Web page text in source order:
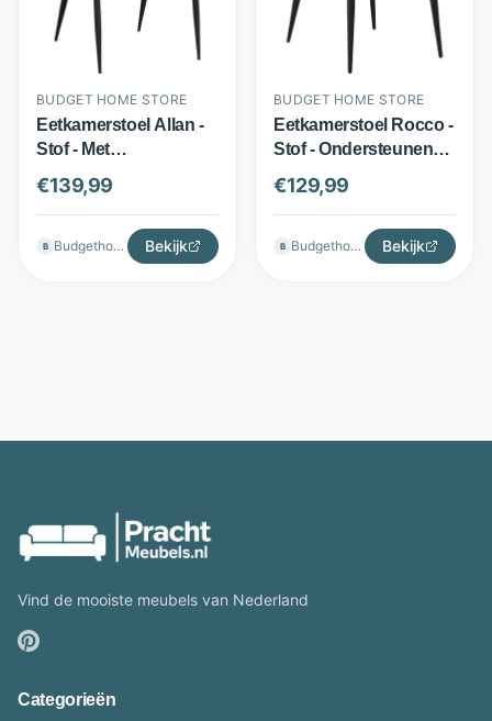
BUDGET HOME STORE
Eetkamerstoel Allan -
Stof - Met
armleuningen -
Antraciet - Budget
Home Store
€139,99
B Budgethomestore Bekijk
BUDGET HOME STORE
Eetkamerstoel Rocco -
Stof - Ondersteunende
schuimvulling - Taupe
- Budget Home Store
€129,99
B Budgethomestore Bekijk
Vind de mooiste meubels van Nederland
Categorieën